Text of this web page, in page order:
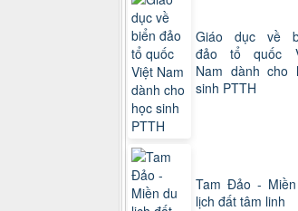
Giáo dục về
đảo tổ quốc
Nam dành cho
sinh PTTH
Tam Đảo -
lịch đất tâm linh